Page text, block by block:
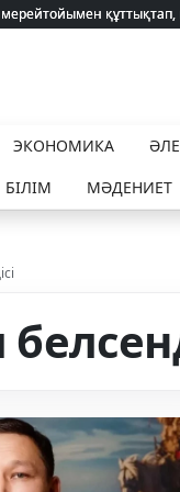
мерейтойымен
мерейтойымен
ЭКОНОМИКА
БІЛІМ МӘДЕНИЕТ